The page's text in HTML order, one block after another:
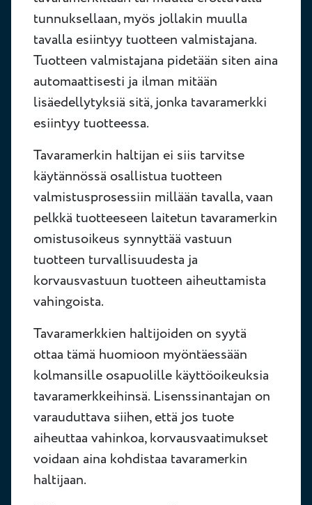
tunnuksellaan, myös jollakin muulla
tavalla esiintyy tuotteen valmistajana.
Tuotteen valmistajana pidetään siten aina
automaattisesti ja ilman mitään
lisäedellytyksiä sitä, jonka tavaramerkki
esiintyy tuotteessa.
Tavaramerkin haltijan ei siis tarvitse
käytännössä osallistua tuotteen
valmistusprosessiin millään tavalla, vaan
pelkkä tuotteeseen laitetun tavaramerkin
omistusoikeus synnyttää vastuun
tuotteen turvallisuudesta ja
korvausvastuun tuotteen aiheuttamista
vahingoista.
Tavaramerkkien haltijoiden on syytä
ottaa tämä huomioon myöntäessään
kolmansille osapuolille käyttöoikeuksia
tavaramerkkeihinsä. Lisenssinantajan on
varauduttava siihen, että jos tuote
aiheuttaa vahinkoa, korvausvaatimukset
voidaan aina kohdistaa tavaramerkin
haltijaan.